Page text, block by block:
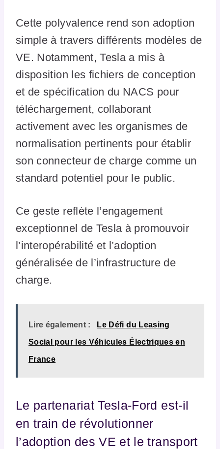
Cette polyvalence rend son adoption
simple à travers différents modèles de
VE. Notamment, Tesla a mis à
disposition les fichiers de conception
et de spécification du NACS pour
téléchargement, collaborant
activement avec les organismes de
normalisation pertinents pour établir
son connecteur de charge comme un
standard potentiel pour le public.
Ce geste reflète l’engagement
exceptionnel de Tesla à promouvoir
l’interopérabilité et l’adoption
généralisée de l’infrastructure de
charge.
Lire également : Le Défi du Leasing
Social pour les Véhicules Électriques en
France
Le partenariat Tesla-Ford est-il
en train de révolutionner
l’adoption des VE et le transport